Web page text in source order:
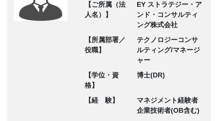
【ご所属（法
人名）】
EY ストラテジー・ア
ンド・コンサルティ
ング株式会社
【所属部署／
役職】
テクノロジーコンサ
ルティング/マネージ
ャー
【学位・資
格】
博士(DR)
【経 験】
マネジメント経験者
企業技術者(OB含む)